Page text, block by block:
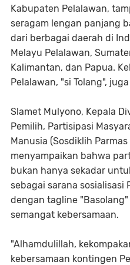
Kabupaten Pelalawan,
seragam lengan panjang
dari berbagai daerah di
Melayu Pelalawan,
Kalimantan, dan Papua.
Pelalawan, "si Tolang",
Slamet Mulyono, Kepala
Pemilih, Partisipasi
Manusia (Sosdiklih Parmas
menyampaikan bahwa
bukan hanya sekadar
sebagai sarana sosialisasi
dengan tagline
semangat kebersamaan.
"Alhamdulillah,
kebersamaan kontingen